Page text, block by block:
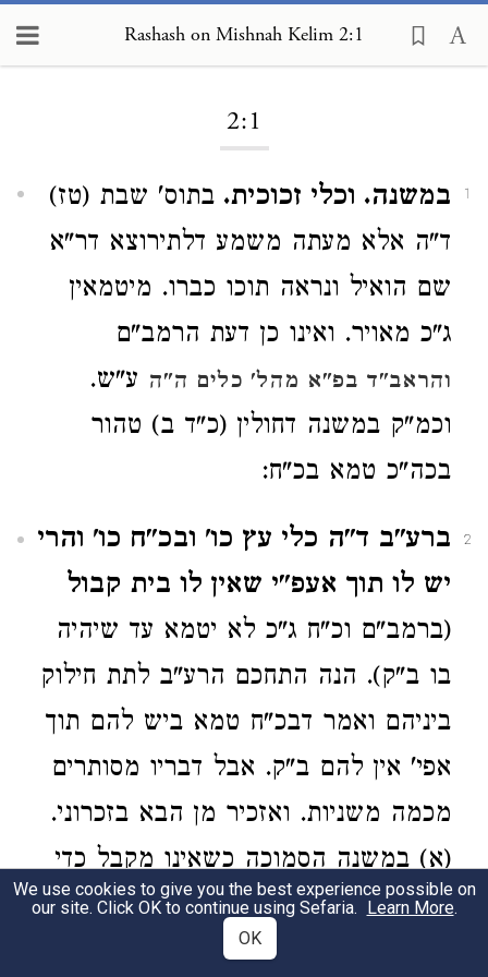
Rashash on Mishnah Kelim 2:1
2:1
1 במשנה. וכלי זכוכית. בתוס' שבת (טז)
ד"ה אלא מעתה משמע דלתירוצא דר"א
שם הואיל ונראה תוכו כברו. מיטמאין
ג"כ מאויר. ואינו כן דעת הרמב"ם
והראב"ד בפ"א מהל' כלים ה"ה ע"ש.
וכמ"ק במשנה דחולין (כ"ד ב) טהור
בכה"כ טמא בכ"ח:
2
ברע"ב ד"ה כלי עץ כו' ובכ"ח כו' והרי
יש לו תוך אעפ"י שאין לו בית קבול
(ברמב"ם וכ"ח ג"כ לא יטמא עד שיהיה
בו ב"ק). הנה התחכם הרע"ב לתת חילוק
ביניהם ואמר דבכ"ח טמא ביש להם תוך
אפי' אין להם ב"ק. אבל דבריו מסותרים
מכמה משניות. ואזכיר מן הבא בזכרוני.
(א) במשנה הסמוכה כשאינו מקבל כדי
סיכת קטן טהור. (וזה יש לדחות די"ל
דטעמא משום דאינו חשוב כלי כלל). (ב)
We use cookies to give you the best experience possible on
our site. Click OK to continue using Sefaria. Learn More.
OK